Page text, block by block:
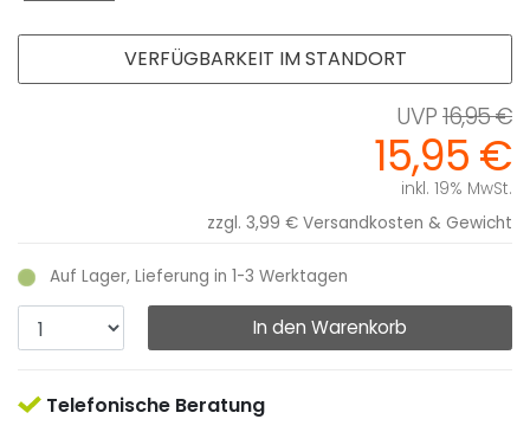
16,95 €
15,95 €
inkl. 19% MwSt.
zzgl. 3,99 € Versandkosten & Gewicht
Auf Lager, Lieferung in 1-3 Werktagen
In den Warenkorb
VERFÜGBARKEIT IM STANDORT
Telefonische Beratung